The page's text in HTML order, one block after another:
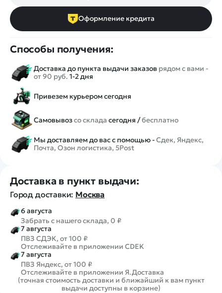
Оформление кредита
Способы получения:
Доставка до пункта выдачи заказов рядом с вами -
от 90 руб. 1-2 дня
Привезем курьером сегодня
Самовывозсо склада сегодня /бесплатно
Мы доставляем до вас с помощью -Сдек, Яндекс,
Почта, Озон логистика, 5Post
Доставка в пункт выдачи:
Город доставки: Москва
6 августа
Забрать с нашего склада, 0 ₽
7 августа
ПВЗ СДЭК, от 100 ₽
Отслеживайте в приложении CDEK
7 августа
ПВЗ Яндекс, от 100 ₽
Отслеживайте в приложении Я.Доставка
(точная стоимость доставки и ближайший к вам пункт
выдачи доступны в корзине)
Запчасти для моделей